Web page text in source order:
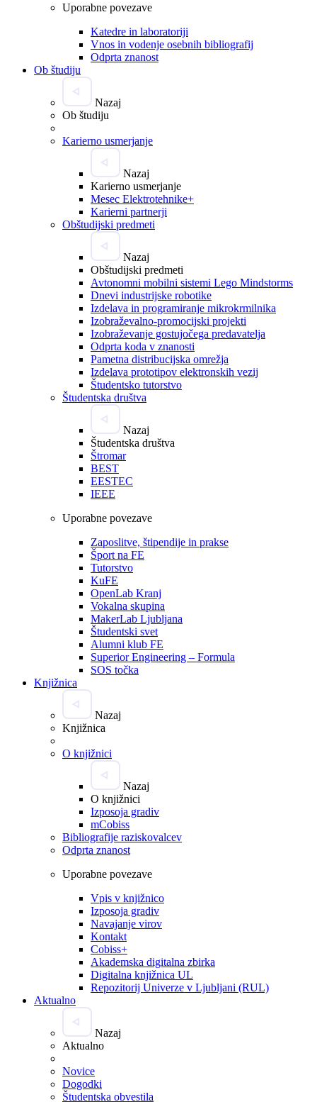
Uporabne povezave
Katedre in laboratoriji
Vnos in vodenje osebnih bibliografij
Odprta znanost
Ob študiju
Nazaj
Ob študiju
Karierno usmerjanje
Nazaj
Karierno usmerjanje
Mesec Elektrotehnike+
Karierni partnerji
Obštudijski predmeti
Nazaj
Obštudijski predmeti
Avtonomni mobilni sistemi Lego Mindstorms
Dnevi industrijske robotike
Izdelava in programiranje mikrokrmilnika
Izobraževalno-promocijski projekti
Izobraževanje gostujočega predavatelja
Odprta koda v znanosti
Pametna distribucijska omrežja
Izdelava prototipov elektronskih vezij
Študentsko tutorstvo
Študentska društva
Nazaj
Študentska društva
Štromar
BEST
EESTEC
IEEE
Uporabne povezave
Zaposlitve, štipendije in prakse
Šport na FE
Tutorstvo
KuFE
OpenLab Kranj
Vokalna skupina
MakerLab Ljubljana
Študentski svet
Alumni klub FE
Superior Engineering – Formula
SOS točka
Knjižnica
Nazaj
Knjižnica
O knjižnici
Nazaj
O knjižnici
Izposoja gradiv
mCobiss
Bibliografije raziskovalcev
Odprta znanost
Uporabne povezave
Vpis v knjižnico
Izposoja gradiv
Navajanje virov
Kontakt
Cobiss+
Akademska digitalna zbirka
Digitalna knjižnica UL
Repozitorij Univerze v Ljubljani (RUL)
Aktualno
Nazaj
Aktualno
Novice
Dogodki
Študentska obvestila